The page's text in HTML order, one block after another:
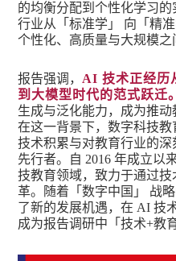
的均衡分配到个性化学习
行业从「标准学」 向「精
个性化、高质量与大规模之
报告强调，AI 技术正经历
到大模型时代的范式跃迁。
生成与泛化能力，成为推动
在这一背景下，数字科技
技术积累与对教育行业的
先行者。自 2016 年成立以
技教育领域，致力于通过
革。随着「数字中国」 战
了新的发展机遇，在 AI 技
成为报告调研中「技术+教